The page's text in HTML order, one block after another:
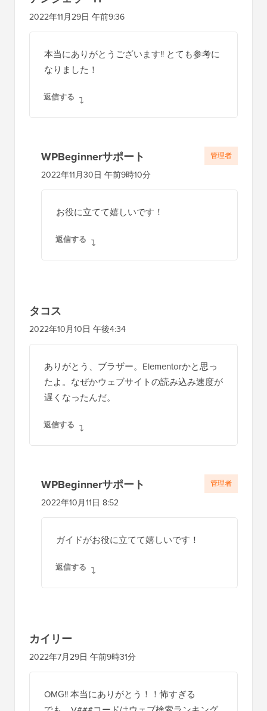
2022年11月29日 午前9:36
本当にありがとうございます!! とても参考に
なりました！
返信する
WPBeginnerサポート
2022年11月30日 午前9時10分
お役に立てて嬉しいです！
返信する
管理者
タコス
2022年10月10日 午後4:34
ありがとう、ブラザー。Elementorかと思っ
たよ。なぜかウェブサイトの読み込み速度が
遅くなったんだ。
返信する
WPBeginnerサポート
2022年10月11日 8:52
ガイドがお役に立てて嬉しいです！
返信する
管理者
カイリー
2022年7月29日 午前9時31分
OMG!! 本当にありがとう！！怖すぎる